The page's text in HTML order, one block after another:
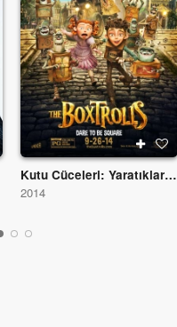
Kutu Cüceleri: Yaratıklar Aramızda
2014